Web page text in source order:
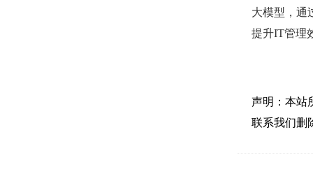
大模型，通
提升IT管理
声明：本站
联系我们删